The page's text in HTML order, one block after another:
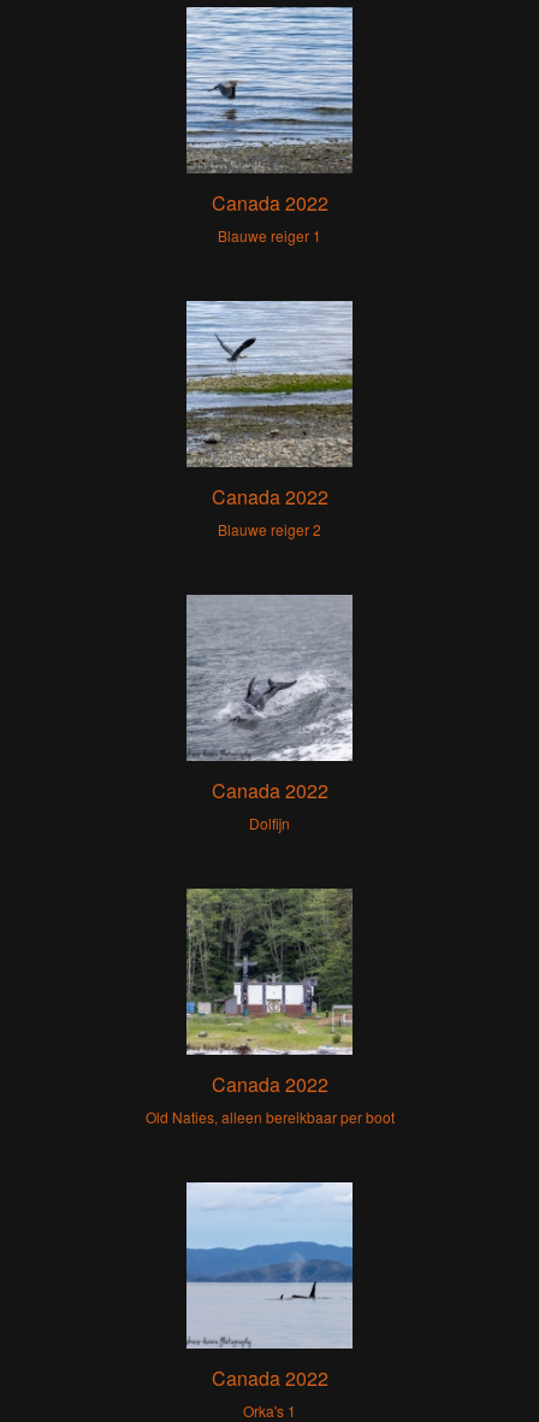
Canada 2022
Blauwe reiger 1
Canada 2022
Blauwe reiger 2
Canada 2022
Dolfijn
Canada 2022
Old Naties, alleen bereikbaar per boot
Canada 2022
Orka's 1